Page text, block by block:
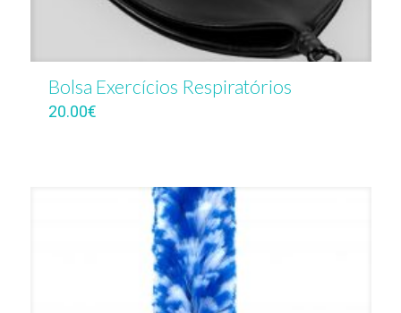
Bolsa Exercícios Respiratórios
20.00€